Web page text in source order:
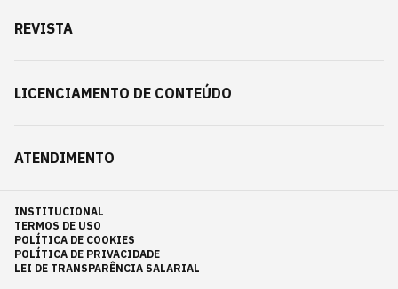
REVISTA
LICENCIAMENTO DE CONTEÚDO
ATENDIMENTO
INSTITUCIONAL
TERMOS DE USO
POLÍTICA DE COOKIES
POLÍTICA DE PRIVACIDADE
LEI DE TRANSPARÊNCIA SALARIAL